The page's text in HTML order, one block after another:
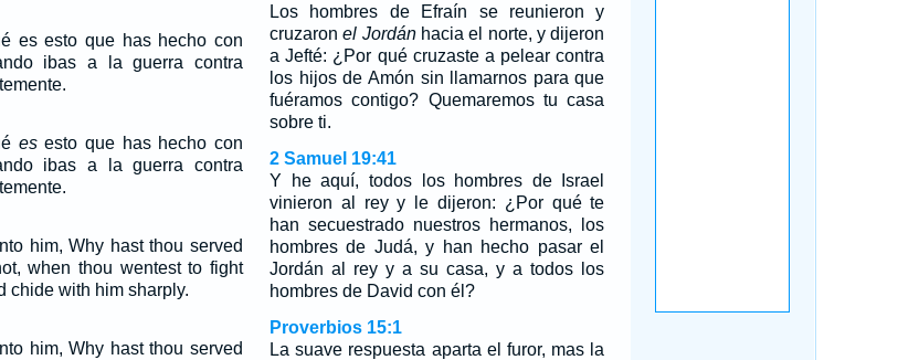
esesto que has hecho con
ibas a la guerra contra
esesto que has hecho con
ibas a la guerra contra
him, Why hast thou served
when thou wentest to fight
chide with him sharply.
him, Why hast thou served
Los hombres de Efraín se reunieron y
cruzaronel Jordánhacia el norte, y dijeron
a Jefté: ¿Por qué cruzaste a pelear contra
los hijos de Amón sin llamarnos para que
fuéramos contigo? Quemaremos tu casa
sobre ti.
2 Samuel 19:41
Y he aquí, todos los hombres de Israel
vinieron al rey y le dijeron: ¿Por qué te
han secuestrado nuestros hermanos, los
hombres de Judá, y han hecho pasar el
Jordán al rey y a su casa, y a todos los
hombres de David con él?
Proverbios 15:1
La suave respuesta aparta el furor, mas la